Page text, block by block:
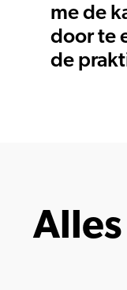
me de
door te
de